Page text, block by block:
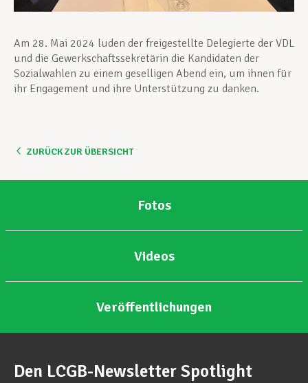
Am 28. Mai 2024 luden der freigestellte Delegierte der VDL
und die Gewerkschaftssekretärin die Kandidaten der
Sozialwahlen zu einem geselligen Abend ein, um ihnen für
ihr Engagement und ihre Unterstützung zu danken.
ZURÜCK ZUR ÜBERSICHT
Fotos
Videos
Veröffentlichungen
Den LCGB-Newsletter Spotlight